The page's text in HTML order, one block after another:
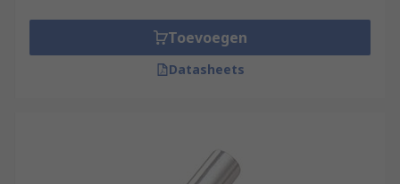
sizes.
Where are they used?
Toevoegen
Datasheets